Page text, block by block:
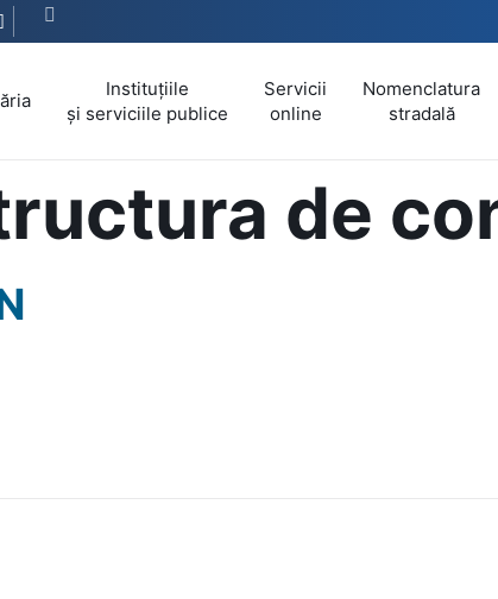
Instituțiile
și serviciile publice
Servicii
online
Nomenclatura
stradală
de